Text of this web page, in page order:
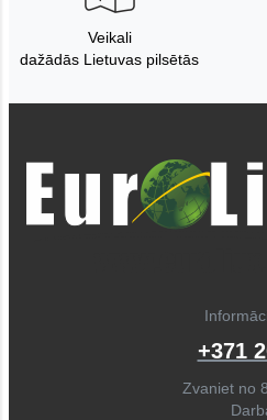
Veikali
dažādās Lietuvas pilsētās
+371
Zvaniet no